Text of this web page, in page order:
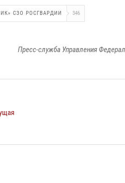
СЗО РОСГВАРДИИ 346
Пресс-служба Управления